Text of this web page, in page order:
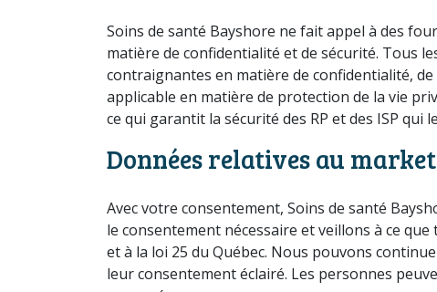
Soins de santé Bayshore ne fait appel à des
matière de confidentialité et de sécurité. Tous
contraignantes en matière de confidentialité,
applicable en matière de protection de la vie
ce qui garantit la sécurité des RP et des ISP qui
Données relatives au
Avec votre consentement, Soins de santé
le consentement nécessaire et veillons à ce
et à la loi 25 du Québec. Nous pouvons
leur consentement éclairé. Les personnes